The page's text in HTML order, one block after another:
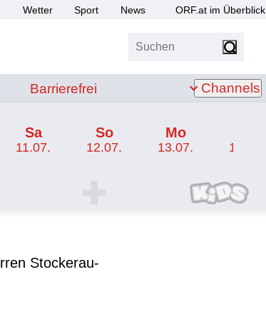
Wetter Sport News ORF.at im Überblick
Suchen
Barrierefrei
Barrierefrei Channels
Sa
11.07.
So
12.07.
Mo
13.07. 14.07.
ORF KIDS Programm
Stockerau-